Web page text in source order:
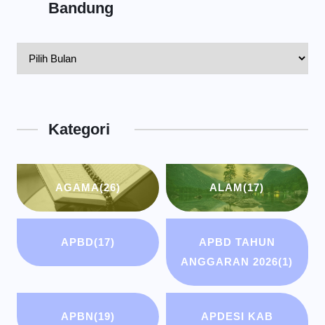
Bandung
BandungKategori
AGAMA(26) ALAM(17)
APBD(17)
APBD TAHUN
ANGGARAN 2026(1)
APBN(19)
APDESI KAB